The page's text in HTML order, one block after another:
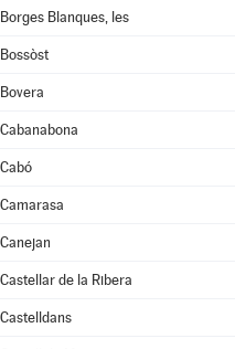
Borges Blanques, les
Bossòst
Bovera
Cabanabona
Cabó
Camarasa
Canejan
Castellar de la Ribera
Castelldans